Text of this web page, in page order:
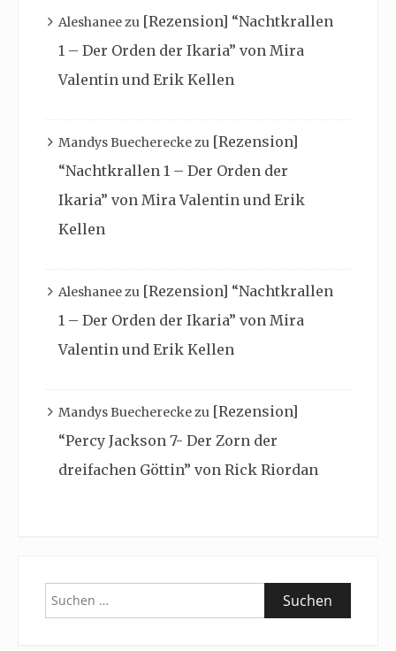
Aleshaneezu [Rezension] “Nachtkrallen
1 – Der Orden der Ikaria” von Mira
Valentin und Erik Kellen
Mandys Buechereckezu [Rezension]
“Nachtkrallen 1 – Der Orden der
Ikaria” von Mira Valentin und Erik
Kellen
Aleshaneezu [Rezension] “Nachtkrallen
1 – Der Orden der Ikaria” von Mira
Valentin und Erik Kellen
Mandys Buechereckezu [Rezension]
“Percy Jackson 7- Der Zorn der
dreifachen Göttin” von Rick Riordan
Suchen
nach: